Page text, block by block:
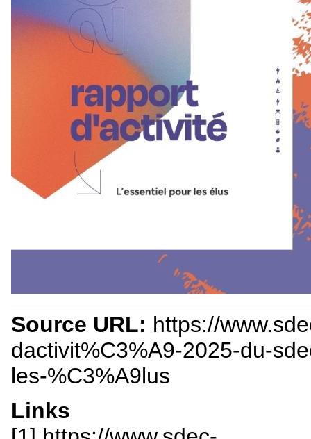
Source URL: https://
dactivit%C3%A9-2025-du-
les-%C3%A9lus
Links